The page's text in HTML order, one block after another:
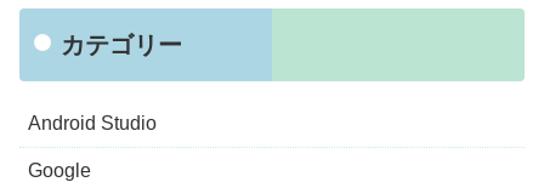
カテゴリー
Android Studio
Google